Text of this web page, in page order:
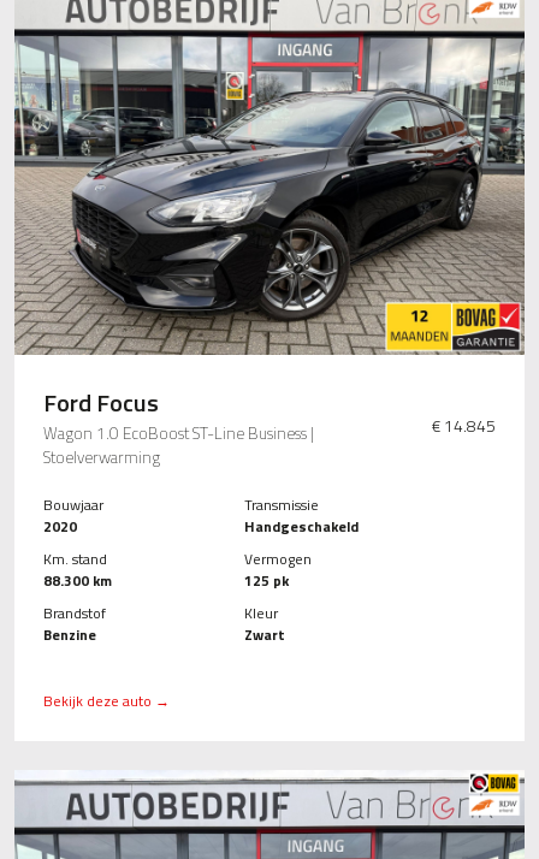
Ford Focus
Wagon 1.0 EcoBoost ST-Line Business |
Stoelverwarming
€ 14.845
Bouwjaar
2020
Km. stand
88.300 km
Brandstof
Benzine
Transmissie
Handgeschakeld
Vermogen
125 pk
Kleur
Zwart
Bekijk deze auto →